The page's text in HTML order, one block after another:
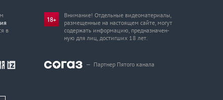
в
Внимание! Отдельные видеоматериалы,
размещенные на настоящем сайте, могут
содержать информацию, предназначен­
ную для лиц, достигших 18 лет.
— Партнер Пятого канала